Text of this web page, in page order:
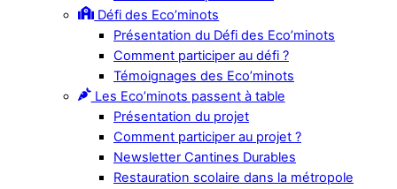
Défi des Eco’minots
Présentation du Défi des Eco’minots
Comment participer au défi ?
Témoignages des Eco’minots
Les Eco’minots passent à table
Présentation du projet
Comment participer au projet ?
Newsletter Cantines Durables
Restauration scolaire dans la métropole